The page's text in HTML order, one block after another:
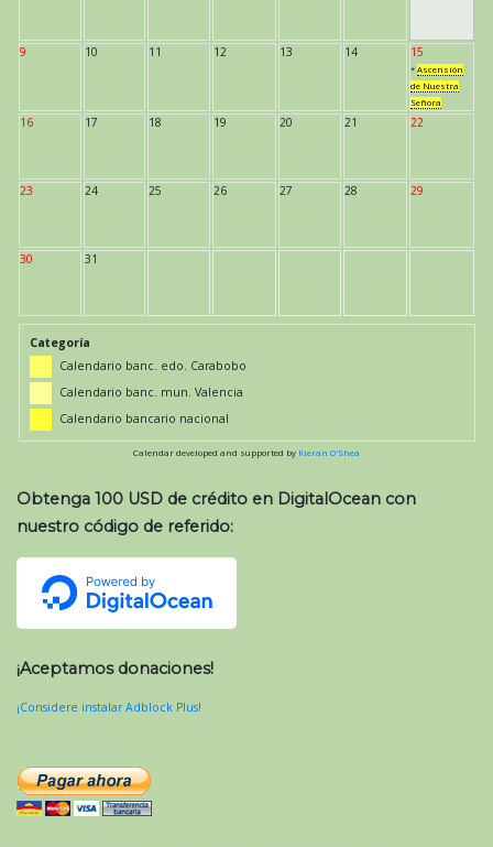
9 10 11 12 13 14 15
* Ascensión
de Nuestra
Señora
16 17 18 19 20 21 22
23 24 25 26 27 28 29
30 31
Categoría
Calendario banc. edo. Carabobo
Calendario banc. mun. Valencia
Calendario bancario nacional
Calendar developed and supported by Kieran O'Shea
Obtenga 100 USD de crédito en DigitalOcean con
nuestro código de referido:
¡Aceptamos donaciones!
¡Considere instalar Adblock Plus!